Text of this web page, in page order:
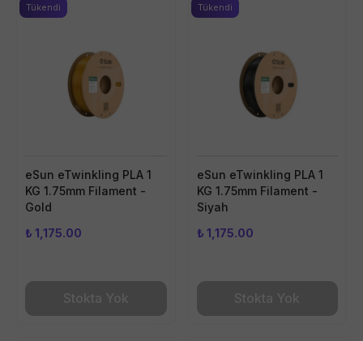
eSun eTwinkling PLA 1
KG 1.75mm Filament -
Gold
Tükendi
₺ 1,175.00
Stokta Yok
eSun eTwinkling PLA 1
KG 1.75mm Filament -
Siyah
Tükendi
₺ 1,175.00
Stokta Yok